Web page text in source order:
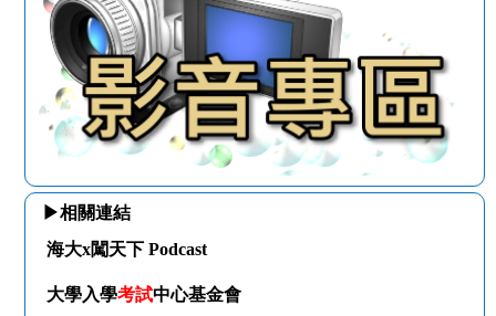
▶相關連結
海大x闖天下 Podcast
大學入學考試中心基金會